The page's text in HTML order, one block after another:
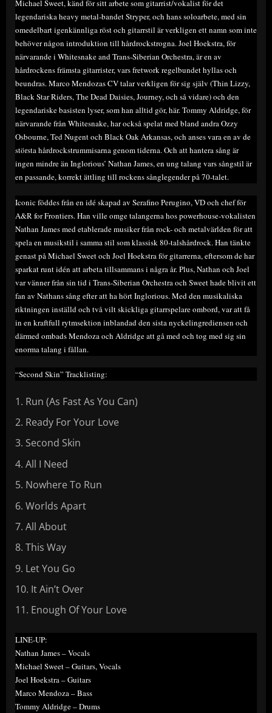
Michael Sweet, känd för sitt arbete som gitarrist/vokalist för det
legendariska heavy metal-bandet Stryper, och hans soloarbete, med sin
omedelbart igenkännliga röst och gitarrstil är verkligen ett namn som inte
behöver någon introduktion till hårdrockstrogna. Joel Hoekstra, för
närvarande i Whitesnake and Trans-Siberian Orchestra, är en av
hårdrockens främsta gitarrister, vars fretwork regelbundet hyllas och
beundras. Marco Mendozas CV talar verkligen för sig själv (Thin Lizzy,
Black Star Riders, The Dead Daisies, Journey, och så vidare) och den
legendariske basisten lyser, som han alltid gör, här. Tommy Aldridge, för
närvarande från Whitesnake, har också spelat med bland andra Ozzy
Osbourne, Ted Nugent och Black Oak Arkansas, och anses vara en av de
största hårdrockstrummisarna genom tiderna. Och att hantera sång är
ingen mindre än Inglorious’ Nathan James, en ung talang vars sångstil är
en passande, korrekt ättling till rockens sånglegender på 70-talet.
Iconic föddes från en idé skapad av Serafino Perugino, VD och chef för
A&R for Frontiers. Han ville omge talangerna hos powerhouse-vokalisten
Nathan James med etablerade musiker från rock- och metalvärlden för att
spela en musikstil i samma stil som klassisk 80-talshårdrock. Han tänkte
genast på Michael Sweet och Joel Hoekstra för gitarrerna, eftersom de har
sparkat runt idén att arbeta tillsammans i några år. Plus, Nathan och Joel
var vänner från sin tid i Trans-Siberian Orchestra och Sweet hade blivit ett
fan av Nathans sång efter att ha hört Inglorious. Med den musikaliska
riktningen inställd och två vilt skickliga gitarrspelare ombord, var att få
in en kraftfull rytmsektion inblandad den sista nyckelingrediensen och
därmed ombads Mendoza och Aldridge att gå med och tog med sig sin
enorma talang i fållan.
“Second Skin” Tracklisting:
Run (As Fast As You Can)
Ready For Your Love
Second Skin
All I Need
Nowhere To Run
Worlds Apart
All About
This Way
Let You Go
It Ain’t Over
Enough Of Your Love
LINE-UP:
Nathan James – Vocals
Michael Sweet – Guitars, Vocals
Joel Hoekstra – Guitars
Marco Mendoza – Bass
Tommy Aldridge – Drums